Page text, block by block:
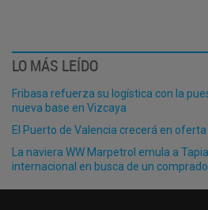
LO MÁS LEÍDO
Fribasa refuerza su logística con la
nueva base en Vizcaya
El Puerto de Valencia crecerá en
La naviera WW Marpetrol emula a
internacional en busca de un